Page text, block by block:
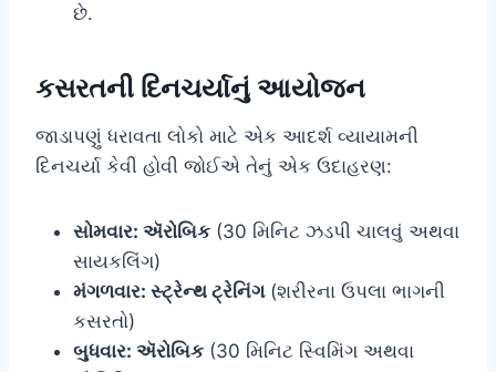
છે.
કસરતની દિનચર્યાનું આયોજન
જાડાપણું ધરાવતા લોકો માટે એક આદર્શ વ્યાયામની
દિનચર્યા કેવી હોવી જોઈએ તેનું એક ઉદાહરણ:
સોમવાર: ઍરોબિક (30 મિનિટ ઝડપી ચાલવું અથવા
સાયકલિંગ)
મંગળવાર: સ્ટ્રેન્થ ટ્રેનિંગ(શરીરના ઉપલા ભાગની
કસરતો)
બુધવાર: ઍરોબિક (30 મિનિટ સ્વિમિંગ અથવા